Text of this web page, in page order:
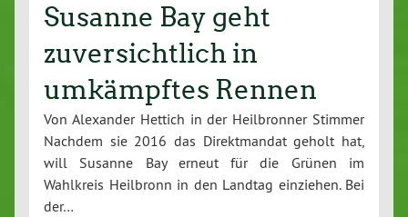
Susanne Bay geht
zuversichtlich in
umkämpftes Rennen
Von Alexander Hettich in der Heilbronner Stimmer
Nachdem sie 2016 das Direktmandat geholt hat,
will Susanne Bay erneut für die Grünen im
Wahlkreis Heilbronn in den Landtag einziehen. Bei
der…